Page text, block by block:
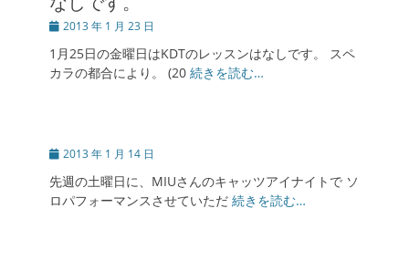
投
日
2013 年 1 月 23 日
1月25日の金曜日はKDTのレッスンはなしです。 スペ
カラの都合により。 (20 続きを読む…
投
日
2013 年 1 月 14 日
先週の土曜日に、MIUさんのキャッツアイナイトで ソ
ロパフォーマンスさせていただ 続きを読む…